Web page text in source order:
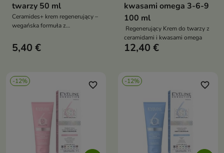
twarzy 50 ml
Ceramides+ krem regenerujący –
wegańska formuła z
awokado i masłem shea.
Odbudowuje barierę skóry,
5,40 €
kwasami omega 3-6-9
100 ml
Regenerujący Krem do twarzy z
ceramidami i kwasami omega
12,40 €
-12% favorite_border -12% favorite_border